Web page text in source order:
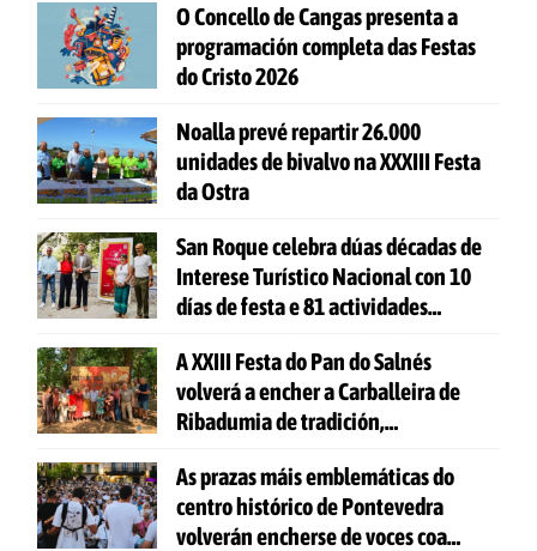
O Concello de Cangas presenta a
programación completa das Festas
do Cristo 2026
Noalla prevé repartir 26.000
unidades de bivalvo na XXXIII Festa
da Ostra
San Roque celebra dúas décadas de
Interese Turístico Nacional con 10
días de festa e 81 actividades
A XXIII Festa do Pan do Salnés
volverá a encher a Carballeira de
Ribadumia de tradición,
todas as idades
As prazas máis emblemáticas do
centro histórico de Pontevedra
volverán encherse de voces coa